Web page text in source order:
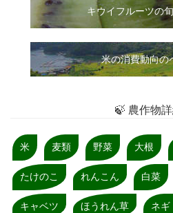
キウイフルーツの
米の消費動向の
🍃 農作物
米 麦類 野菜 大根
たけのこ れんこん 白菜
キャベツ ほうれん草 ネギ